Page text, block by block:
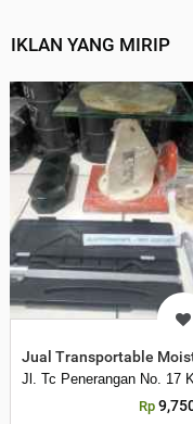
IKLAN YANG MIRIP
Jual Transportable
Jl. Tc Penerangan No. 17
Rp